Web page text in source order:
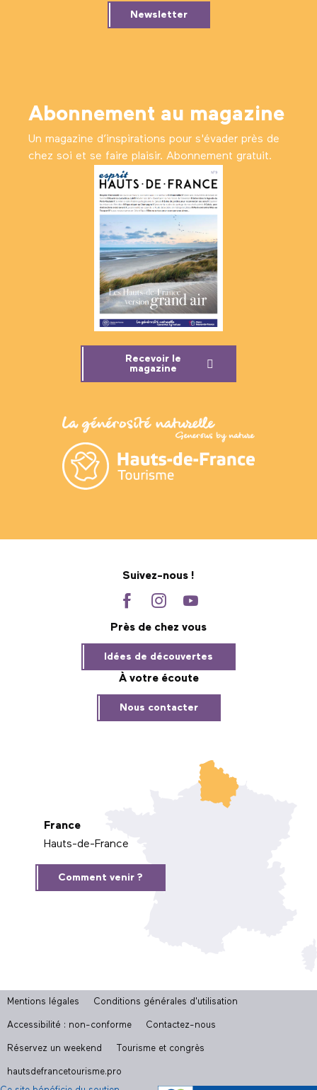
Newsletter
Abonnement au magazine
Un magazine d’inspirations pour s'évader près de
chez soi et se faire plaisir. Abonnement gratuit.
Recevoir le
magazine
Suivez-nous !
Près de chez vous
Idées de découvertes
À votre écoute
Nous contacter
France
Hauts-de-France
Comment venir ?
Mentions légales Conditions générales d'utilisation
Accessibilité : non-conforme Contactez-nous
Réservez un weekend Tourisme et congrès
hautsdefrancetourisme.pro